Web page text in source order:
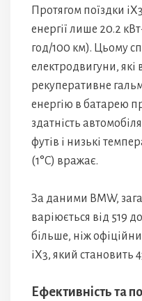
Протягом поїздки
енергії лише 20.2
год/100 км). Цьому
електродвигуни,
рекуперативне
енергію в батарею
здатність
футів і низькі
(1°C) вражає.
За даними BMW,
варіюється від 519
більше, ніж
iX3, який становить
Ефективність та